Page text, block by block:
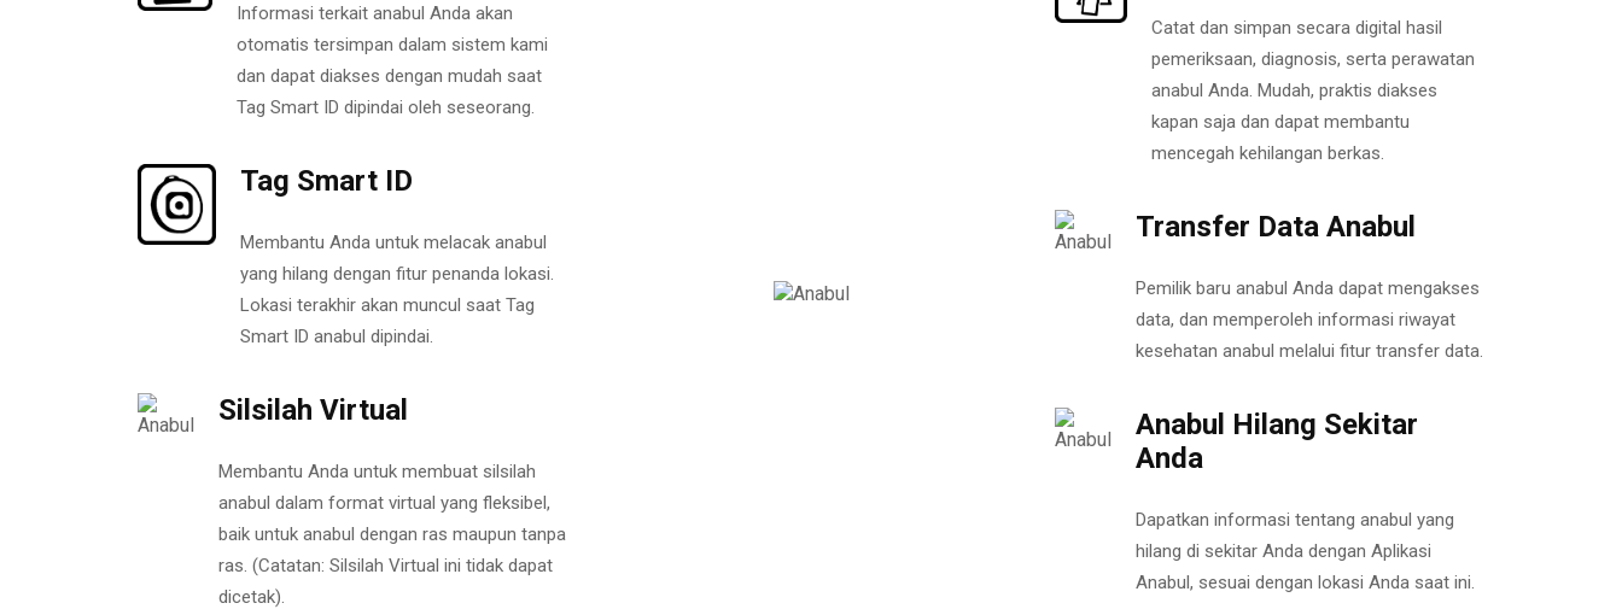
Informasi terkait anabul Anda akan
otomatis tersimpan dalam sistem kami
dan dapat diakses dengan mudah saat
Tag Smart ID dipindai oleh seseorang.
Tag Smart ID
Membantu Anda untuk melacak anabul
yang hilang dengan fitur penanda lokasi.
Lokasi terakhir akan muncul saat Tag
Smart ID anabul dipindai.
Silsilah Virtual
Membantu Anda untuk membuat silsilah
anabul dalam format virtual yang fleksibel,
baik untuk anabul dengan ras maupun tanpa
ras. (Catatan: Silsilah Virtual ini tidak dapat
dicetak).
Catat dan simpan secara digital hasil
pemeriksaan, diagnosis, serta perawatan
anabul Anda. Mudah, praktis diakses
kapan saja dan dapat membantu
mencegah kehilangan berkas.
Transfer Data Anabul
Pemilik baru anabul Anda dapat mengakses
data, dan memperoleh informasi riwayat
kesehatan anabul melalui fitur transfer data.
Anabul Hilang Sekitar
Anda
Dapatkan informasi tentang anabul yang
hilang di sekitar Anda dengan Aplikasi
Anabul, sesuai dengan lokasi Anda saat ini.